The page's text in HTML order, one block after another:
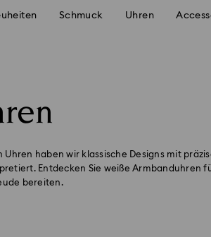
Schmuck Uhren
Uhren haben wir klassische Designs mit
Entdecken Sie weiße Armbanduhren
bereiten.